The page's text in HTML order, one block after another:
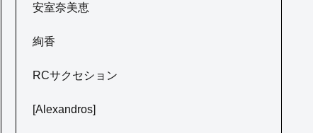
安室奈美恵
絢香
RCサクセション
[Alexandros]